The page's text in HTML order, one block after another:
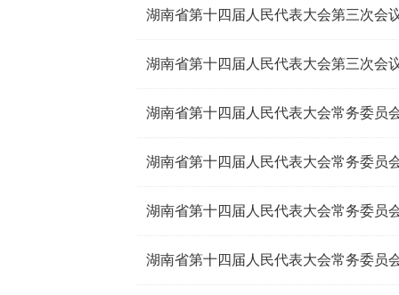
湖南省第十四届人民代表大会第三次会
湖南省第十四届人民代表大会第三次会
湖南省第十四届人民代表大会常务委员
湖南省第十四届人民代表大会常务委员
湖南省第十四届人民代表大会常务委员
湖南省第十四届人民代表大会常务委员